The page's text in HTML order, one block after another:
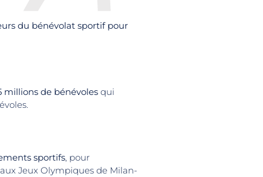
du bénévolat sportif pour
millions de bénévoles qui
sportifs, pour
Jeux Olympiques de Milan-